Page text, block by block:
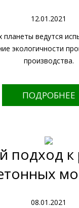
12.01.2021
планеты ведутся
экологичности
производства.
ПОДРОБНЕЕ
подход к
08.01.2021